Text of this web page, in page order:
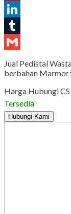
Pinterest
LinkedIn
Tumblr
Jual Pedistal
berbahan Marmer
Harga Hubungi CS
Tersedia